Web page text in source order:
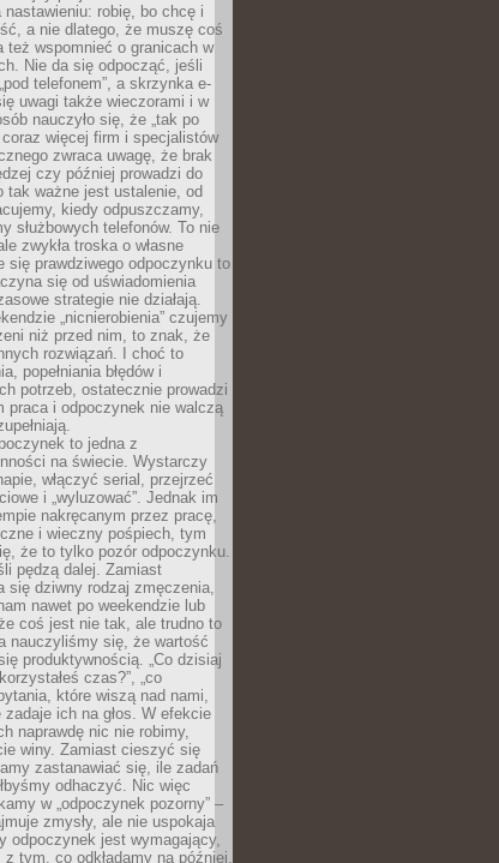
nastawieniu: robię, bo chcę i
a nie dlatego, że muszę coś
też wspomnieć o granicach w
Nie da się odpocząć, jeśli
telefonem”, a skrzynka e-
uwagi także wieczorami i w
nauczyło się, że „tak po
więcej firm i specjalistów
zwraca uwagę, że brak
czy później prowadzi do
tak ważne jest ustalenie, od
kiedy odpuszczamy,
służbowych telefonów. To nie
zwykła troska o własne
się prawdziwego odpoczynku to
się od uświadomienia
strategie nie działają.
„nicnierobienia” czujemy
niż przed nim, to znak, że
rozwiązań. I choć to
popełniania błędów i
potrzeb, ostatecznie prowadzi
praca i odpoczynek nie walczą
to jedna z
na świecie. Wystarczy
włączyć serial, przejrzeć
i „wyluzować”. Jednak im
nakręcanym przez pracę,
i wieczny pośpiech, tym
że to tylko pozór odpoczynku.
pędzą dalej. Zamiast
się dziwny rodzaj zmęczenia,
nawet po weekendzie lub
coś jest nie tak, ale trudno to
nauczyliśmy się, że wartość
produktywnością. „Co dzisiaj
czas?”, „co
które wiszą nad nami,
ich na głos. W efekcie
naprawdę nic nie robimy,
winy. Zamiast cieszyć się
zastanawiać się, ile zadań
odhaczyć. Nic więc
w „odpoczynek pozorny” –
zmysły, ale nie uspokaja
odpoczynek jest wymagający,
z tym, co odkładamy na później.